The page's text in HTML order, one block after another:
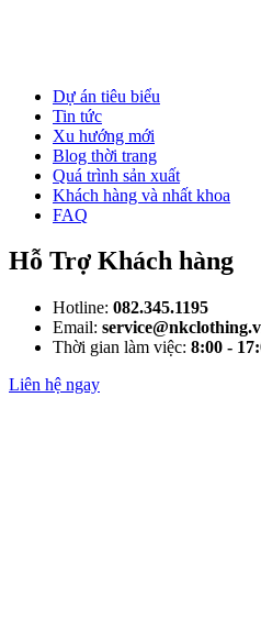
Dự án tiêu biểu
Tin tức
Xu hướng mới
Blog thời trang
Quá trình sản xuất
Khách hàng và nhất khoa
FAQ
Hỗ Trợ Khách hàng
Hotline: 082.345.1195
Email:
Thời gian làm việc: 8:00 -
Liên hệ ngay